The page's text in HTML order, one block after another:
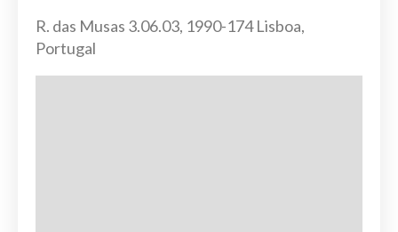
R. das Musas 3.06.03, 1990-174 Lisboa,
Portugal